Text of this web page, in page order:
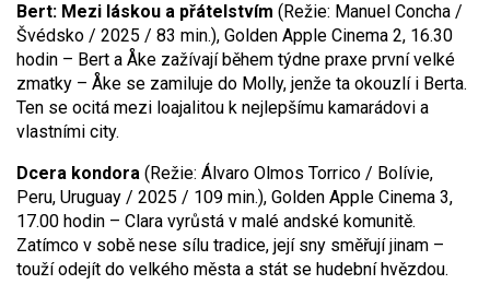
Bert: Mezi láskou a přátelstvím (Režie: Manuel Concha /
Švédsko / 2025 / 83 min.), Golden Apple Cinema 2, 16.30
hodin – Bert a Åke zažívají během týdne praxe první velké
zmatky – Åke se zamiluje do Molly, jenže ta okouzlí i Berta.
Ten se ocitá mezi loajalitou k nejlepšímu kamarádovi a
vlastními city.
Dcera kondora (Režie: Álvaro Olmos Torrico / Bolívie,
Peru, Uruguay / 2025 / 109 min.), Golden Apple Cinema 3,
17.00 hodin – Clara vyrůstá v malé andské komunitě.
Zatímco v sobě nese sílu tradice, její sny směřují jinam –
touží odejít do velkého města a stát se hudební hvězdou.